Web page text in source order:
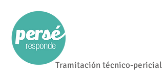
Tramitación técnico-pericial